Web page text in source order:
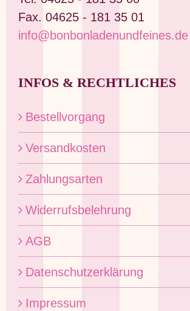
Fax. 04625 - 181 35 01
info@bonbonladenundfeines.de
INFOS & RECHTLICHES
Bestellvorgang
Versandkosten
Zahlungsarten
Widerrufsbelehrung
AGB
Datenschutzerklärung
Impressum